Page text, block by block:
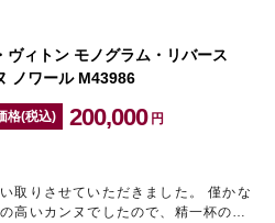
ヴィトン モノグラム・リバース
ノワール M43986
格(税込) 200,000 円
りさせていただきました。 僅かな
高いカンヌでしたので、精一杯の金